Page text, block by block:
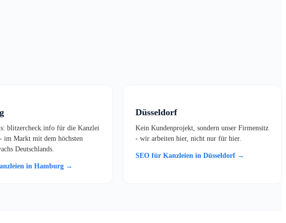
blitzercheck.info für die Kanzlei
im Markt mit dem höchsten
Deutschlands.
in Hamburg →
Düsseldorf
Kein Kundenprojekt, sondern unser Firmensitz
- wir arbeiten hier, nicht nur für hier.
SEO für Kanzleien in Düsseldorf →